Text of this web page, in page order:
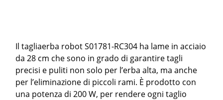
Il tagliaerba robot S01781-RC304 ha lame in acciaio
da 28 cm che sono in grado di garantire tagli
precisi e puliti non solo per l’erba alta, ma anche
per l’eliminazione di piccoli rami. È prodotto con
una potenza di 200 W, per rendere ogni taglio